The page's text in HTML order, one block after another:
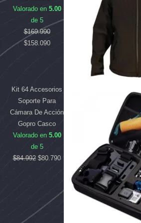
Valorado en 5.00
de 5
$169.990
$158.090
Kit 64 Accesorios
Soporte Para
Cámara De Acción
Gopro Casco
Valorado en 5.00
de 5
$84.992 $80.790